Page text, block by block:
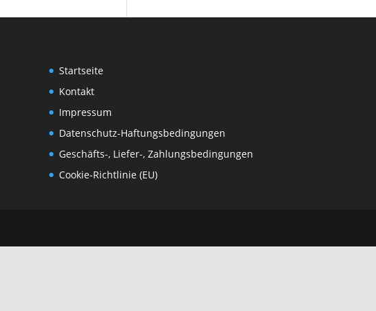
Startseite
Kontakt
Impressum
Datenschutz-Haftungsbedingungen
Geschäfts-, Liefer-, Zahlungsbedingungen
Cookie-Richtlinie (EU)